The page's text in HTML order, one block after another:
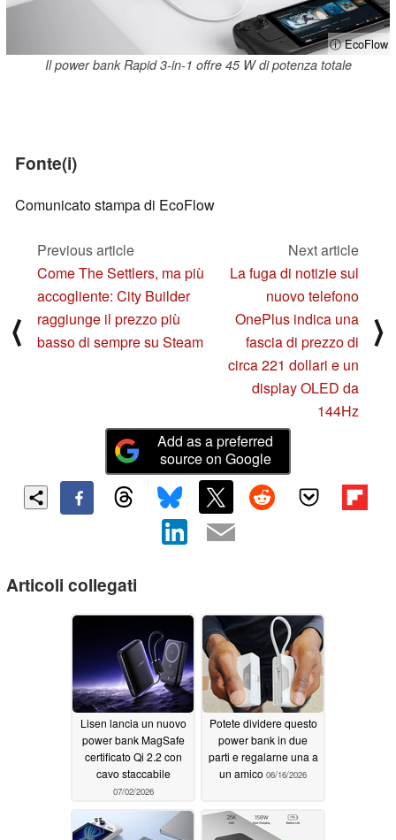
ⓘ EcoFlow
Il power bank Rapid 3-in-1 offre 45 W di potenza totale
Fonte(i)
Comunicato stampa di EcoFlow
⟨
Previous article
Come The Settlers, ma più
accogliente: City Builder
raggiunge il prezzo più
basso di sempre su Steam
Next article
La fuga di notizie sul
nuovo telefono
OnePlus indica una
fascia di prezzo di
circa 221 dollari e un
display OLED da
144Hz
⟩
Add as a preferred
source on Google
Articoli collegati
Lisen lancia un nuovo
power bank MagSafe
certificato Qi 2.2 con
cavo staccabile
07/02/2026
Potete dividere questo
power bank in due
parti e regalarne una a
un amico 06/16/2026